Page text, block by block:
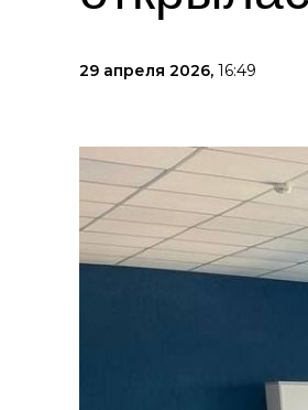
29 апреля 2026, 16:49